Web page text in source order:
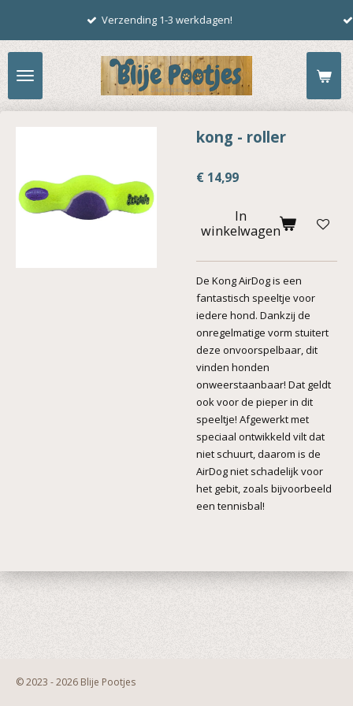
naar
de
hoofdinhoud
1-3 werkdagen!
kong - roller
€ 14,99
In
winkelwagen
De Kong AirDog is een
fantastisch speeltje voor
iedere hond. Dankzij de
onregelmatige vorm stuitert
deze onvoorspelbaar, dit
vinden honden
onweerstaanbaar! Dat geldt
ook voor de pieper in dit
speeltje! Afgewerkt met
speciaal ontwikkeld vilt dat
niet schuurt, daarom is de
AirDog niet schadelijk voor
het gebit, zoals bijvoorbeeld
een tennisbal!
© 2023 - 2026 Blije Pootjes